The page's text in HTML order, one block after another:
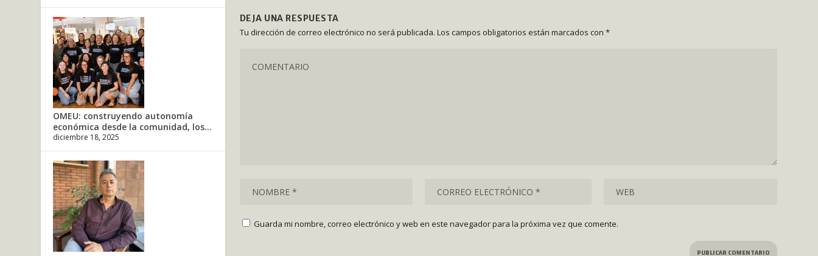
DEJA UNA RESPUESTA
Tu dirección de correo electrónico no será publicada. Los campos obligatorios están marcados con *
Guarda mi nombre, correo electrónico y web en este navegador para la próxima vez que comente.
OMEU: construyendo autonomía
económica desde la comunidad, los...
diciembre 18, 2025